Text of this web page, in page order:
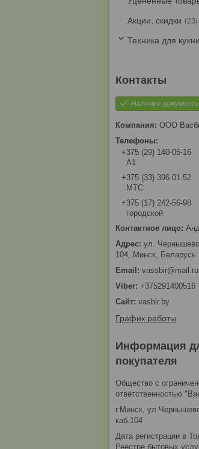
Акции, скидки 23
Техника для кухни
Наличие
ООО
+375 (29) 140-05-16
A1
+375 (33) 396-01-52
МТС
+375 (17) 242-56-98
городской
ул.
104, Минск, Беларусь
vassbir@mail.ru
+375291400516
vasbir.by
График работы
Информация
покупателя
Общество с
ответственностью
г.Минск,
каб.104
Дата регистрации в
Реестре бытовых